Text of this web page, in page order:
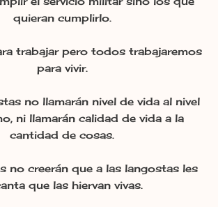
quieran cumplirlo.
trabajar pero todos trabajaremos
para vivir.
no llamarán nivel de vida al nivel
ni llamarán calidad de vida a la
cantidad de cosas.
no creerán que a las langostas les
que las hiervan vivas.